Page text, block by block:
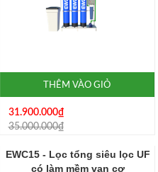
THÊM VÀO GIỎ
31.900.000₫
35.000.000₫
EWC15 - Lọc tổng siêu lọc UF
có làm mềm van cơ